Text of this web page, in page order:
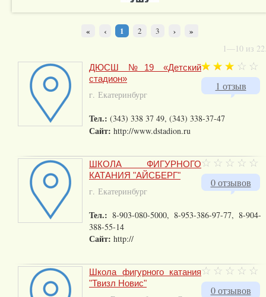
« ‹ 1 2 3 ›
»
1—10 из
1 отзыв
ДЮСШ №19 «Детский
стадион»
г. Екатеринбург
Тел.: (343) 338 37 49, (343) 338-37-47
Сайт: http://www.dstadion.ru
0 отзывов
ШКОЛА ФИГУРНОГО
КАТАНИЯ "АЙСБЕРГ"
г. Екатеринбург
Тел.: 8-903-080-5000, 8-953-386-97-77, 8-904-
388-55-14
Сайт: http://
0 отзывов
Школа фигурного катания
"Твизл Новис"